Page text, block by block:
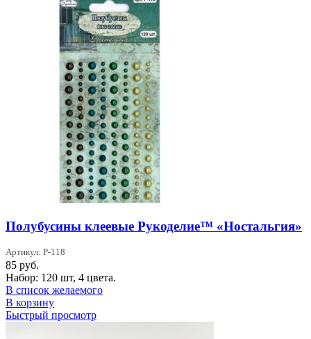
Полубусины клеевые Рукоделие™ «Ностальгия»
Артикул: P-118
85 руб.
Набор: 120 шт, 4 цвета.
В список желаемого
В корзину
Быстрый просмотр